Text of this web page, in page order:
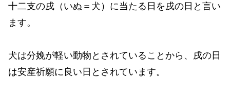
十二支の戌（いぬ＝犬）に当たる日を戌の日と言い
ます。
犬は分娩が軽い動物とされていることから、戌の日
は安産祈願に良い日とされています。